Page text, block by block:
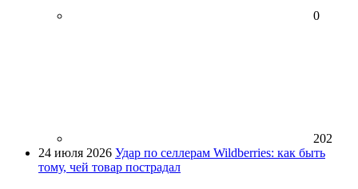
0
202
24 июля 2026 Удар по селлерам Wildberries: как быть
тому, чей товар пострадал